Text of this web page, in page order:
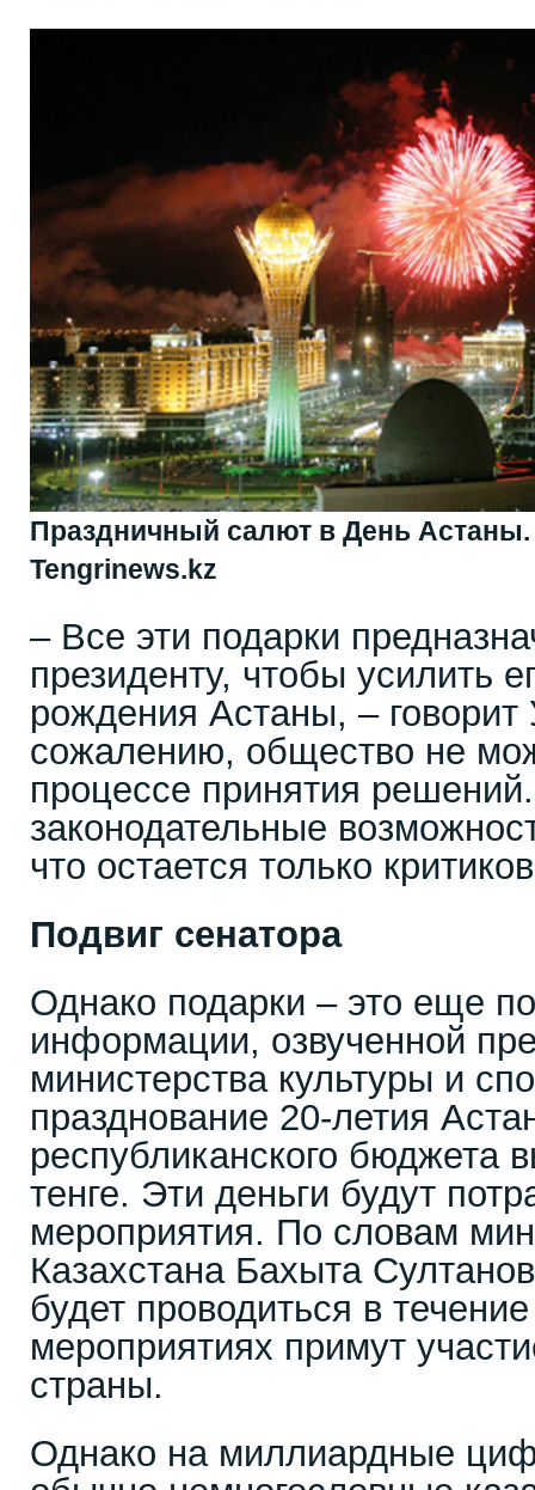
Праздничный салют в День Астаны.
Tengrinews.kz
– Все эти подарки
президенту, чтобы усилить
рождения Астаны, –
сожалению, общество не
процессе принятия
законодательные
что остается только
Подвиг сенатора
Однако подарки – это еще
информации, озвученной
министерства культуры и
празднование 20-летия
республиканского бюджета
тенге. Эти деньги будут
мероприятия. По словам
Казахстана Бахыта
будет проводиться в
мероприятиях примут
страны.
Однако на миллиардные